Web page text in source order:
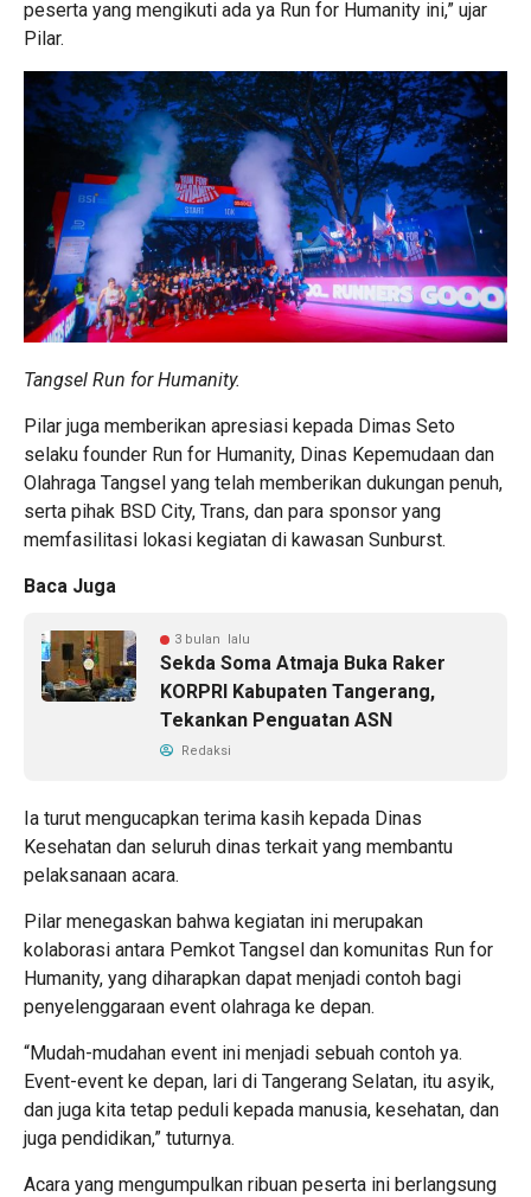
peserta yang mengikuti ada ya Run for Humanity ini,” ujar
Pilar.
Tangsel Run for Humanity.
Pilar juga memberikan apresiasi kepada Dimas Seto
selaku founder Run for Humanity, Dinas Kepemudaan dan
Olahraga Tangsel yang telah memberikan dukungan penuh,
serta pihak BSD City, Trans, dan para sponsor yang
memfasilitasi lokasi kegiatan di kawasan Sunburst.
Baca Juga
3 bulan lalu
Sekda Soma Atmaja Buka Raker
KORPRI Kabupaten Tangerang,
Tekankan Penguatan ASN
Redaksi
Ia turut mengucapkan terima kasih kepada Dinas
Kesehatan dan seluruh dinas terkait yang membantu
pelaksanaan acara.
Pilar menegaskan bahwa kegiatan ini merupakan
kolaborasi antara Pemkot Tangsel dan komunitas Run for
Humanity, yang diharapkan dapat menjadi contoh bagi
penyelenggaraan event olahraga ke depan.
“Mudah-mudahan event ini menjadi sebuah contoh ya.
Event-event ke depan, lari di Tangerang Selatan, itu asyik,
dan juga kita tetap peduli kepada manusia, kesehatan, dan
juga pendidikan,” tuturnya.
Acara yang mengumpulkan ribuan peserta ini berlangsung